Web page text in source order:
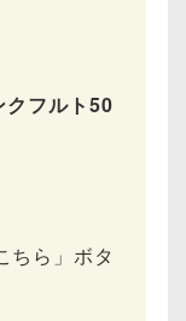
フルト50
ちら」ボタ